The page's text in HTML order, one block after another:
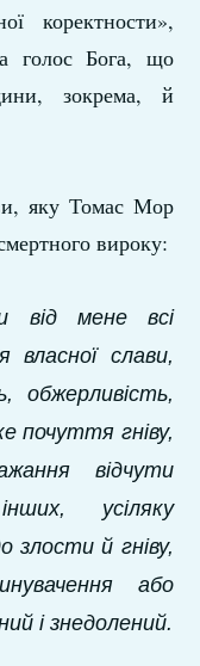
коректности»,
голос Бога, що
зокрема, й
яку Томас Мор
вироку:
від мене всі
власної слави,
обжерливість,
почуття гніву,
відчути
усіляку
злости й гніву,
або
і знедолений.